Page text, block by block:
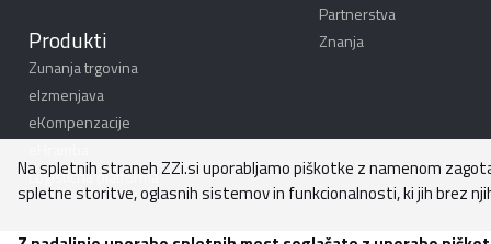
Na spletnih straneh ZZi.si uporabljamo piškotke z namenom
spletne storitve, oglasnih sistemov in funkcionalnosti, ki jih brez
Produkti
Zunanja trgovina
eIzmenjava
eKompenzacije
Logistična platforma
Partnerstva
Znanja